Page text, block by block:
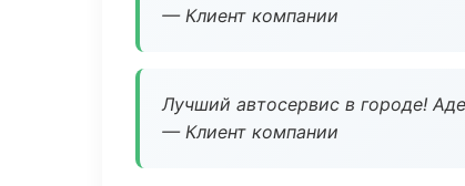
— Клиент компании
Лучший автосервис в городе!
— Клиент компании